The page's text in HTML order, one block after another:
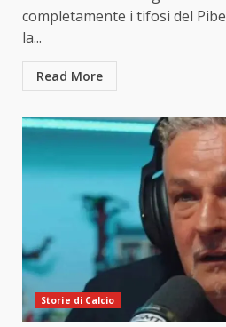
completamente i tifosi del
la...
Read More
Storie di Calcio